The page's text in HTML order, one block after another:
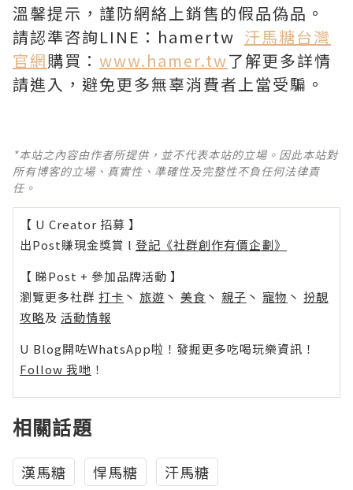
溫馨提示，謹防網絡上銷售的假品偽品。
請認準咨詢LINE：hamertw 汗馬糖台灣
官網購買： www.hamer.tw了解更多詳情
請進入，避免更多無辜消費者上當受騙。
*本站之內容由作者所提供，並不代表本站的立場。因此本站對
所有博客的立場、真實性、準確性及完整性不負任何法律責
任。
【 U Creator 招募 】
出Post賺現金獎賞 l 登記《社群創作有價企劃》
【 睇Post + 參加品牌活動 】
瀏覽更多社群 打卡 丶 旅遊 丶 美食 丶 親子 丶 寵物 丶 扮靚
攻略及 活動情報
U Blog開咗WhatsApp啦！發掘更多吃喝玩樂資訊！
Follow 我哋 ！
相關話題
漢馬糖 悍馬糖 汗馬糖